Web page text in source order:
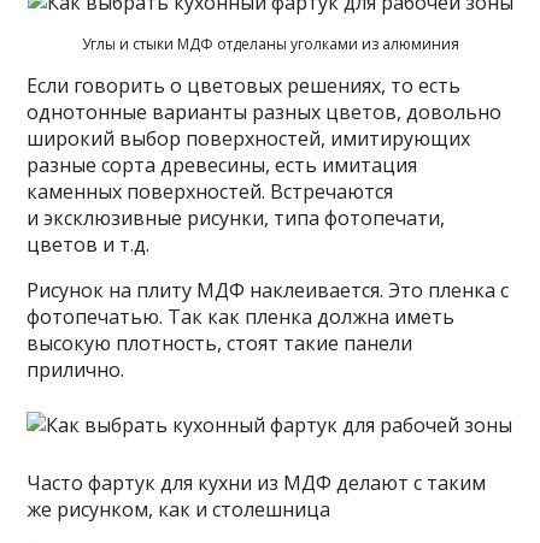
Углы и стыки МДФ отделаны уголками из алюминия
Если говорить о цветовых решениях, то есть
однотонные варианты разных цветов, довольно
широкий выбор поверхностей, имитирующих
разные сорта древесины, есть имитация
каменных поверхностей. Встречаются
и эксклюзивные рисунки, типа фотопечати,
цветов и т.д.
Рисунок на плиту МДФ наклеивается. Это пленка с
фотопечатью. Так как пленка должна иметь
высокую плотность, стоят такие панели
прилично.
Часто фартук для кухни из МДФ делают с таким
же рисунком, как и столешница